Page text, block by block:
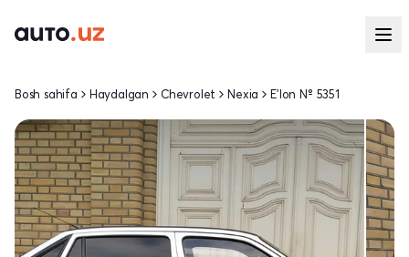
Bosh sahifa Haydalgan Chevrolet Nexia E'lon № 5351